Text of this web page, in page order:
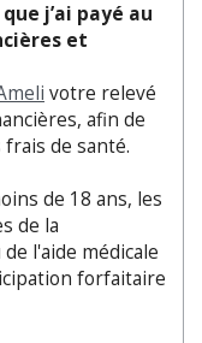
j’ai payé au
et
votre relevé
afin de
de santé.
de 18 ans, les
de la
l'aide médicale
forfaitaire